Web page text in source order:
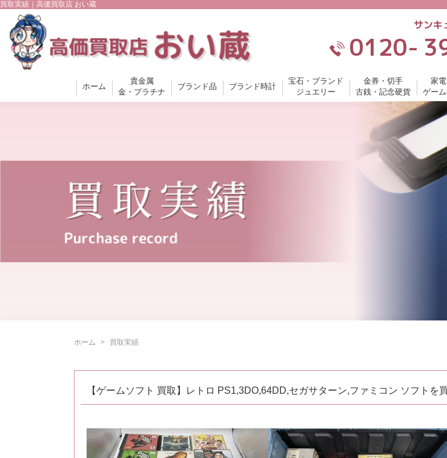
買取実績｜高価買取店 おい蔵
0120-
サンキ
ホーム
貴金属
金・プラチナ
ブランド品 ブランド時計
宝石・ブランド
ジュエリー
金券・切手
古銭・記念硬貨
家電
ゲー
ホーム 買取実績
【ゲームソフト 買取】レトロ PS1,3DO,64DD,セガサターン,ファミコン ソフトを